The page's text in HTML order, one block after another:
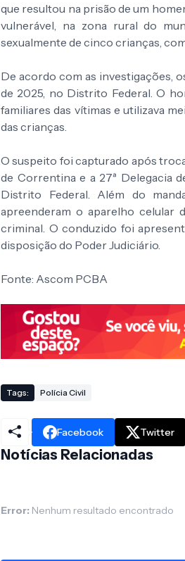
que resultou na prisão de um
vulnerável, na zona rural do
sexualmente de cinco crianças, com
De acordo com as investigações,
de 2025, no Distrito Federal. O
familiares das vítimas e utilizava
das crianças.
O suspeito foi capturado após
de Correntina e a 27ª Delegacia
Distrito Federal. Além do
apreenderam o aparelho celular
criminal. O conduzido foi
disposição do Poder Judiciário.
Fonte: Ascom PCBA
Tags: Polícia Civil
Facebook Twitter
Notícias Relacionadas
Error: Nenhum resultado encontrado